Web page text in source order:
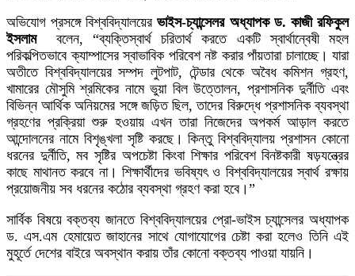
অভিযোগ প্রসঙ্গে বিশ্ববিদ্যালয়েরভাইস-চ্যান্সেলর অধ্যাপক ড. কাজী রফিকুল
ইসলাম বলেন, “ব্যক্তিস্বার্থ চরিতার্থ করতে একটি স্বার্থান্বেষী মহল
পরিকল্পিতভাবে ক্যাম্পাসের স্বাভাবিক পরিবেশ নষ্ট করার পাঁয়তারা চালাচ্ছে। যারা
অতীতে বিশ্ববিদ্যালয়ের সম্পদ লুটপাট, টেন্ডার থেকে অবৈধ কমিশন গ্রহণ,
খামারের মৌসুমি শ্রমিকের নামে ভুয়া বিল উত্তোলন, প্রশাসনিক দুর্নীতি এবং
বিভিন্ন আর্থিক অনিয়মের সঙ্গে জড়িত ছিল, তাদের বিরুদ্ধে প্রশাসনিক ব্যবস্থা
গ্রহণের প্রক্রিয়া শুরু হওয়ায় এখন তারা নিজেদের অপকর্ম আড়াল করতে
আন্দোলনের নামে বিশৃঙ্খলা সৃষ্টি করছে। কিন্তু বিশ্ববিদ্যালয় প্রশাসন কোনো
ধরনের দুর্নীতি, মব সৃষ্টির অপচেষ্টা কিংবা শিক্ষার পরিবেশ বিনষ্টকারী ষড়যন্ত্রের
কাছে মাথানত করবে না। শিক্ষার্থীদের ভবিষ্যৎ ও বিশ্ববিদ্যালয়ের স্বার্থ রক্ষায়
প্রয়োজনীয় সব ধরনের কঠোর ব্যবস্থা গ্রহণ করা হবে।”
সার্বিক বিষয়ে বক্তব্য জানতে বিশ্ববিদ্যালয়ের প্রো-ভাইস চ্যান্সেলর অধ্যাপক
ড. এস.এম হেমায়েত জাহানের সাথে যোগাযোগের চেষ্টা করা হলেও তিনি এই
মুহূর্তে দেশের বাইরে অবস্থান করায় তাঁর কোনো বক্তব্য পাওয়া যায়নি।